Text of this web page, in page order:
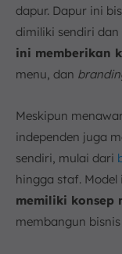
dapur. Dapur ini
dimiliki sendiri
ini memberikan
menu, dan
Meskipun
independen juga
sendiri, mulai dari
hingga staf.
memiliki konsep
membangun